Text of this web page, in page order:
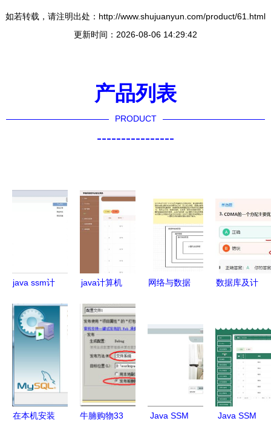
如若转载，请注明出处：http://www.shujuanyun.com/product/61.html
更新时间：2026-08-06 14:29:42
产品列表
PRODUCT
----------------
java ssm计
计农村电商
网站3252s
数据库 部
署
java计算机
医保健网站
源码 系统
lw 数据库
调试运行
网络与数据
统学习指南
数据库及计
精要
在本机安装
牛腩购物33
Java SSM
Java SSM